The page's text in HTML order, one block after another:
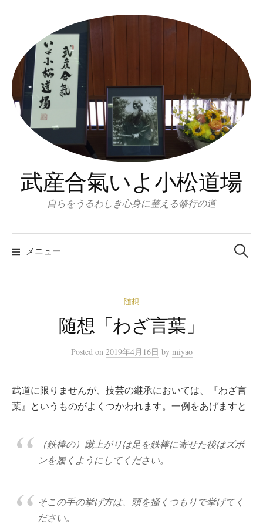
ツ
へ
ス
キ
武産合氣いよ小松道場
自らをうるわしき心身に整える修行の道
メニュー
検
索:
随想
随想「わざ言葉」
Posted on 2019年4月16日 by miyao
武道に限りませんが、技芸の継承においては、『わざ言
葉』というものがよくつかわれます。一例をあげますと
（鉄棒の）蹴上がりは足を鉄棒に寄せた後はズボ
ンを履くようにしてください。
そこの手の挙げ方は、頭を掻くつもりで挙げてく
ださい。